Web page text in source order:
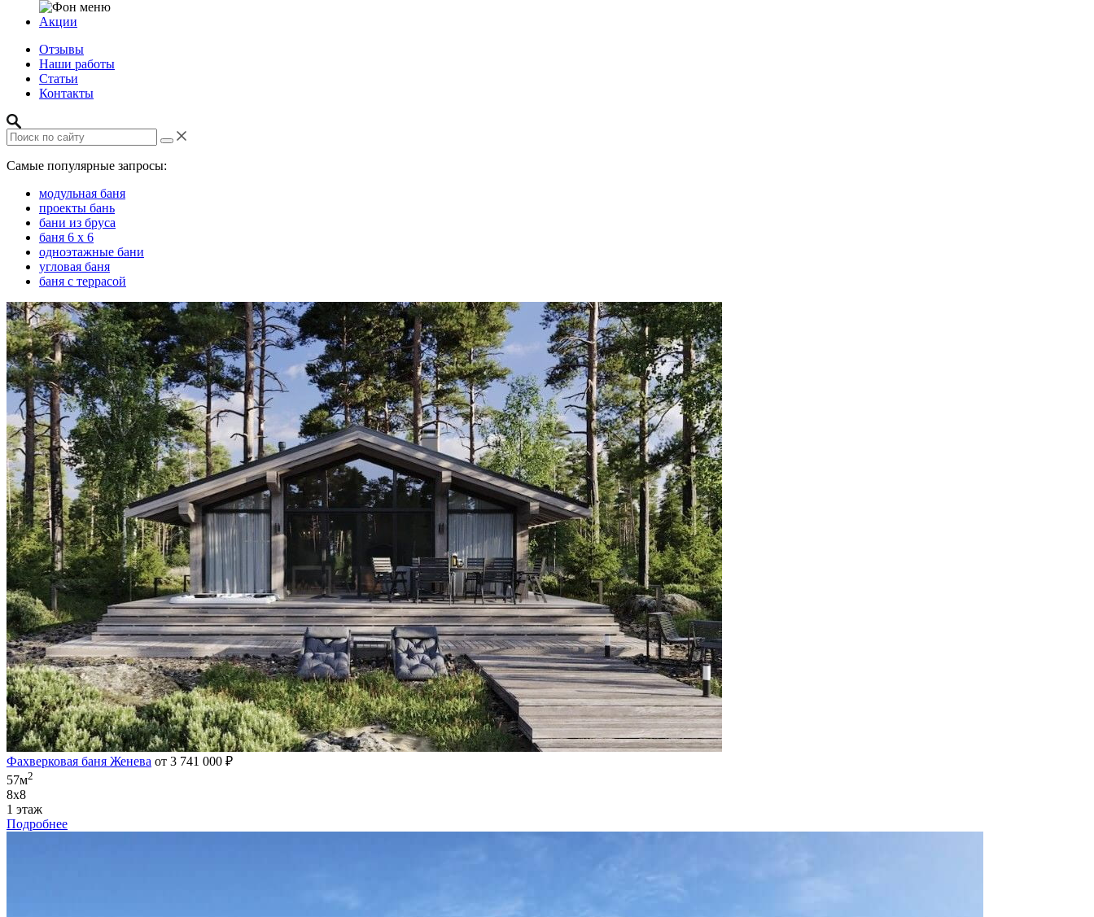
Акции
Отзывы
Наши работы
Статьи
Контакты
Самые популярные запросы:
модульная баня
проекты бань
бани из бруса
баня 6 х 6
одноэтажные бани
угловая баня
баня с террасой
Фахверковая баня Женева от 3 741 000 ₽
57м2
8х8
1 этаж
Подробнее